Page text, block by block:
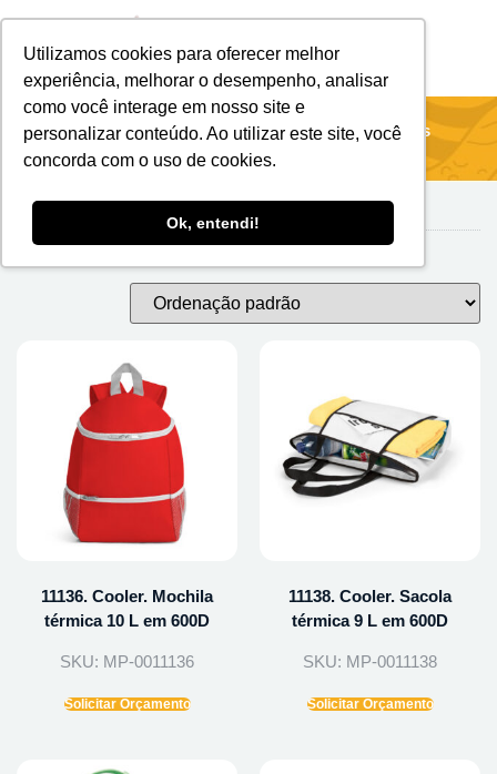
Utilizamos cookies para oferecer melhor
experiência, melhorar o desempenho, analisar
como você interage em nosso site e
personalizar conteúdo. Ao utilizar este site, você
concorda com o uso de cookies.
Ok, entendi!
Início/Sacolas & Bolsas Térmicas / Bolsas Térmicas
Bolsas Térmicas
11136. Cooler. Mochila
térmica 10 L em 600D
SKU: MP-0011136
Solicitar Orçamento
11138. Cooler. Sacola
térmica 9 L em 600D
SKU: MP-0011138
Solicitar Orçamento